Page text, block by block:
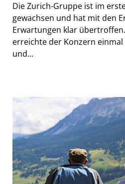
Die Zurich-Gruppe ist im
gewachsen und hat mit den
Erwartungen klar
erreichte der Konzern
und...